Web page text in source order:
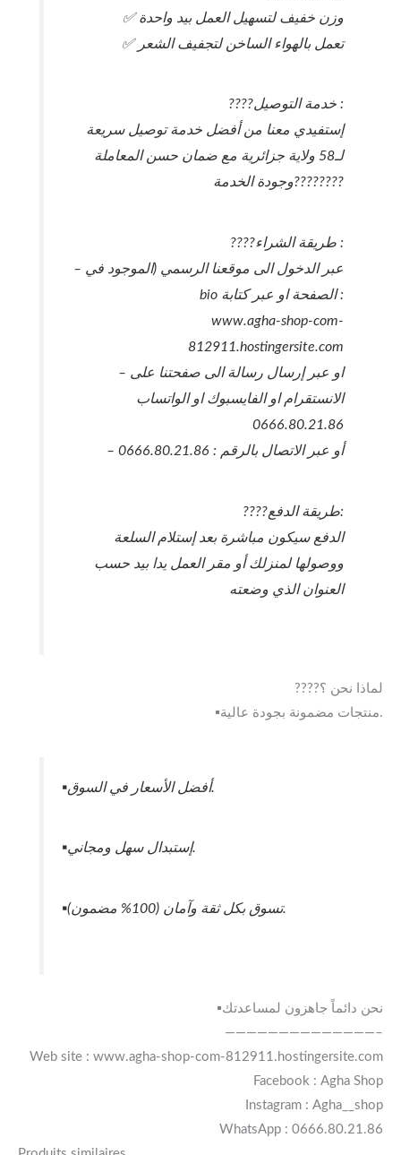
✅ وزن خفيف لتسهيل العمل بيد واحدة
✅ تعمل بالهواء الساخن لتجفيف الشعر
????خدمة التوصيل :
إستفيدي معنا من أفضل خدمة توصيل سريعة
لـ58 ولاية جزائرية مع ضمان حسن المعاملة
وجودة الخدمة????????
????طريقة الشراء :
– عبر الدخول الى موقعنا الرسمي (الموجود في
bio الصفحة او عبر كتابة :
www.agha-shop-com-
812911.hostingersite.com
– او عبر إرسال رسالة الى صفحتنا على
الانستقرام او الفايسبوك او الواتساب
0666.80.21.86
– أو عبر الاتصال بالرقم : 0666.80.21.86
????طريقة الدفع:
الدفع سيكون مباشرة بعد إستلام السلعة
ووصولها لمنزلك أو مقر العمل يدا بيد حسب
العنوان الذي وضعته
????لماذا نحن ؟
▪️منتجات مضمونة بجودة عالية.
▪️أفضل الأسعار في السوق.
▪️إستبدال سهل ومجاني.
▪️تسوق بكل ثقة وآمان (100% مضمون).
▪️نحن دائماً جاهزون لمساعدتك
——————————————–
Web site : www.agha-shop-com-812911.hostingersite.com
Facebook : Agha Shop
Instagram : Agha__shop
WhatsApp : 0666.80.21.86